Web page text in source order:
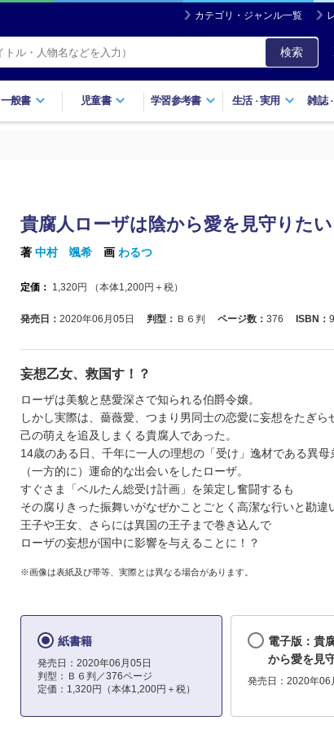
カテゴリ・ジャンル一覧
検索
一般書 児童書 学習参考書 生活・実用 雑誌・
貴腐人ローザは陰から愛を見守りた
著 中村 颯希 画 わるつ
定価： 1,320円 （本体1,200円＋税）
発売日： 2020年06月05日 判型： Ｂ６判 ページ数： 376 ISBN：
妄想乙女、救国す！？
ローザは美貌と慈愛深さで知られる伯爵令嬢。
しかし実際は、薔薇愛、つまり男同士の恋愛に妄想をたぎら
己の萌えを追及しまくる貴腐人であった。
14歳のある日、千年に一人の理想の「受け」逸材である異母
（一方的に）運命的な出会いをしたローザ。
すぐさま「ベルたん総受け計画」を策定し奮闘するも
その腐りきった振舞いがなぜかことごとく高潔な行いと勘
王子や王女、さらには異国の王子まで巻き込んで
ローザの妄想が国中に影響を与えることに！？
※画像は表紙及び帯等、実際とは異なる場合があります。
紙書籍
発売日：2020年06月05日
判型：Ｂ６判／376ページ
定価：1,320円（本体1,200円＋税）
電子版：貴
から愛を見
発売日：2020年06